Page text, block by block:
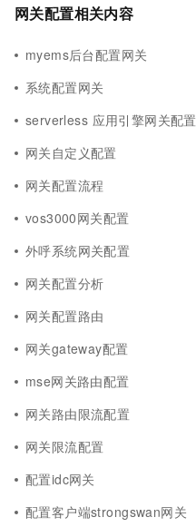
网关配置相关内容
myems后台配置网关
系统配置网关
serverless 应用引擎网关配置
网关自定义配置
网关配置流程
vos3000网关配置
外呼系统网关配置
网关配置分析
网关配置路由
网关gateway配置
mse网关路由配置
网关路由限流配置
网关限流配置
配置idc网关
配置客户端strongswan网关